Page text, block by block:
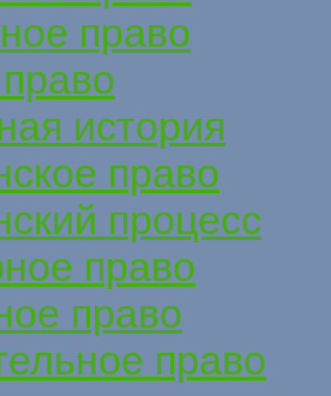
право
история
право
процесс
право
право
право